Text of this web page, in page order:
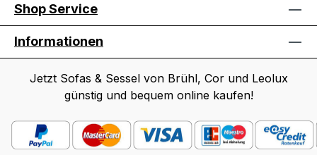
Shop Service
Informationen
Jetzt Sofas & Sessel von Brühl, Cor und Leolux
günstig und bequem online kaufen!